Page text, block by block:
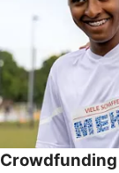
Crowdfunding